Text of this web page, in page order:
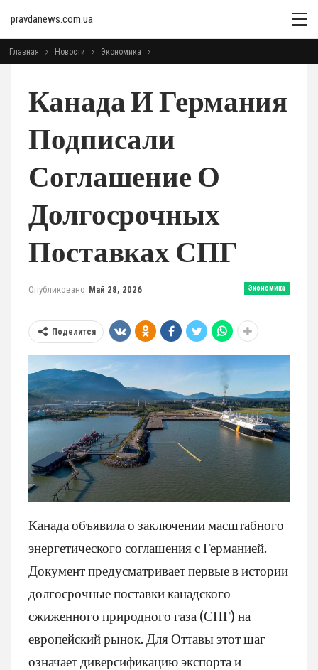
pravdanews.com.ua
Главная Новости Экономика
Канада И Германия
Подписали
Соглашение О
Долгосрочных
Поставках СПГ
Экономика
Опубликовано Май 28, 2026
Поделится
Канада объявила о заключении масштабного
энергетического соглашения с Германией.
Документ предусматривает первые в истории
долгосрочные поставки канадского
сжиженного природного газа (СПГ) на
европейский рынок. Для Оттавы этот шаг
означает диверсификацию экспорта и